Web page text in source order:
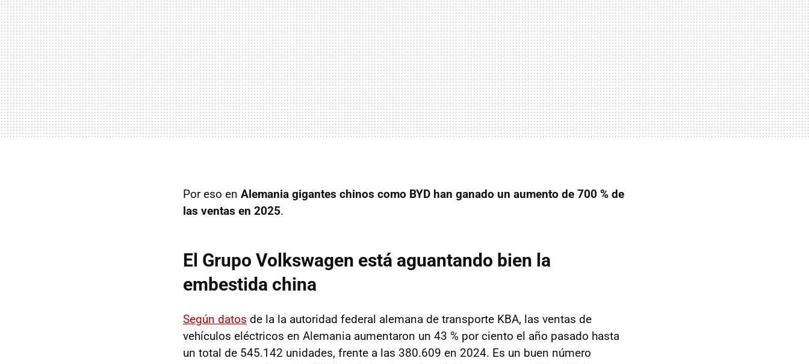
Por eso en Alemania gigantes chinos como BYD han ganado un aumento de 700 % de
las ventas en 2025.
El Grupo Volkswagen está aguantando bien la
embestida china
Según datos de la la autoridad federal alemana de transporte KBA, las ventas de
vehículos eléctricos en Alemania aumentaron un 43 % por ciento el año pasado hasta
un total de 545.142 unidades, frente a las 380.609 en 2024. Es un buen número